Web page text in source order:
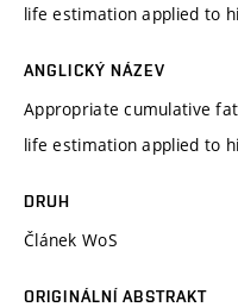
life estimation applied to
ANGLICKÝ NÁZEV
Appropriate cumulative
life estimation applied to
DRUH
Článek WoS
ORIGINÁLNÍ ABSTRAKT